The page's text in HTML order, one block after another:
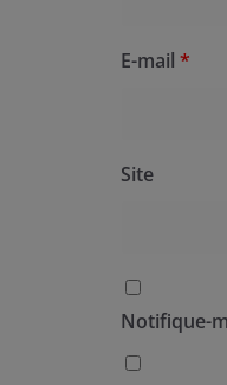
E-mail *
Site
Notifique-